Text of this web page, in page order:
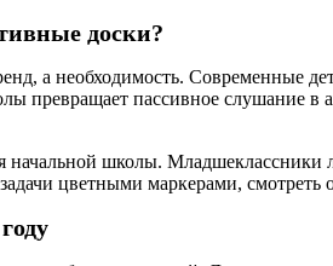
доски?
а необходимость. Современные
превращает пассивное слушание в
начальной школы.
цветными маркерами,